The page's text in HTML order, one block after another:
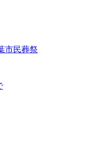
市民葬祭